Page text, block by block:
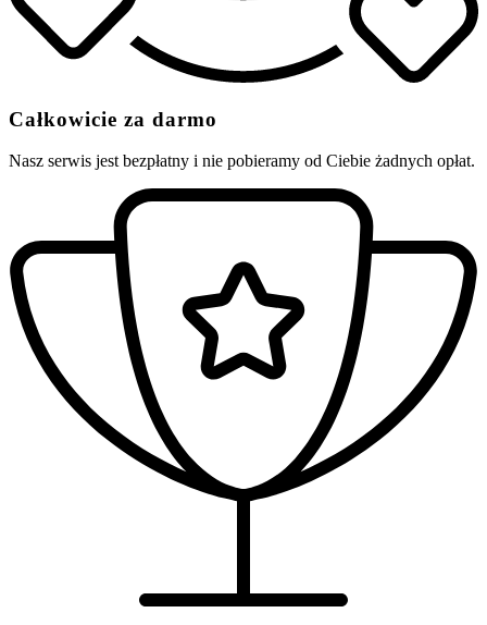
Całkowicie za darmo
Nasz serwis jest bezpłatny i nie pobieramy od Ciebie żadnych opłat.